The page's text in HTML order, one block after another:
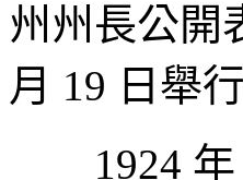
州州長公開
月 19 日舉
1924 年